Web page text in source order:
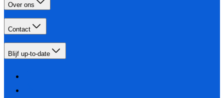
Over ons
Contact
Blijf up-to-date